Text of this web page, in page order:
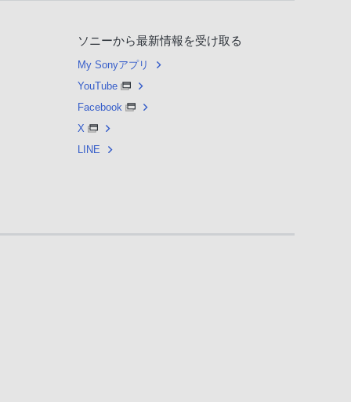
ソニーから最新情報を受け取る
My Sonyアプリ
YouTube
Facebook
X
LINE